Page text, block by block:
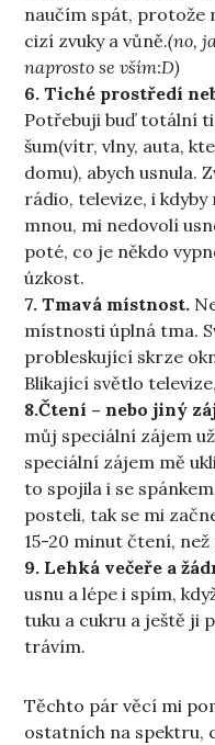
naučím spát, protože
cizí zvuky a vůně.(no,
naprosto se vším:D)
6. Tiché prostředí
Potřebuji buď totální
šum(vítr, vlny, auta,
domu), abych usnula.
rádio, televize, i
mnou, mi nedovolí
poté, co je někdo
úzkost.
7. Tmavá místnost.
místnosti úplná tma.
probleskující skrze
Blikající světlo
8.Čtení – nebo jiný
můj speciální zájem
speciální zájem mě
to spojila i se
posteli, tak se mi
15-20 minut čtení,
9. Lehká večeře a
usnu a lépe i spím,
tuku a cukru a ještě ji
trávím.
Těchto pár věcí mi
ostatních na spektru,